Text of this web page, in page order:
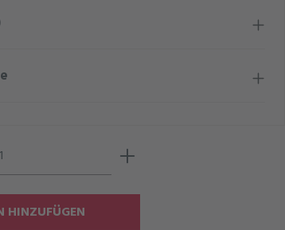
den gewünschten Wert ein
HINZUFÜGEN